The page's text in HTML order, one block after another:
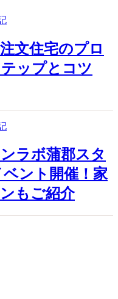
文住宅のプロ
ップとコツ
ラボ蒲郡スタ
ベント開催！家
もご紹介